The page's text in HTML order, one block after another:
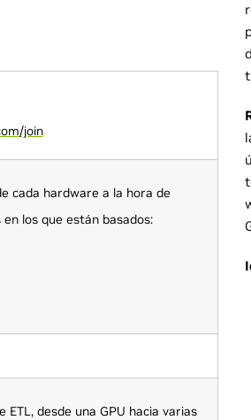
join
cada hardware a la hora de
los que están basados:
desde una GPU hacia varias